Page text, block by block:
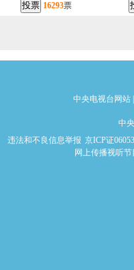
16293票
中央电视台网站
中
违法和不良信息举报 京ICP证
网上传播视听